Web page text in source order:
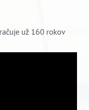
už 160 rokov